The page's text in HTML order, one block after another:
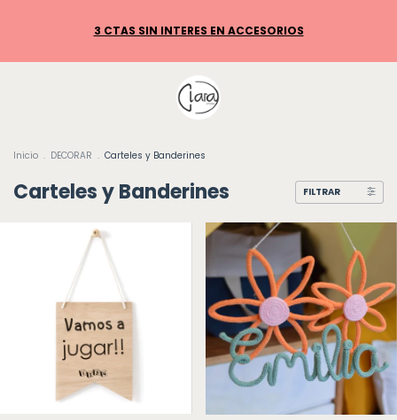
Inicio . DECORAR . Carteles y Banderines
Carteles y Banderines FILTRAR